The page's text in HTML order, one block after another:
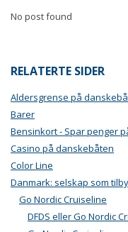
No post found
RELATERTE SIDER
Aldersgrense på
Barer
Bensinkort - Spar penger
Casino på danskebåten
Color Line
Danmark: selskap som
Go Nordic Cruiseline
DFDS eller Go Nordic